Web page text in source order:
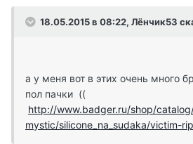
18.05.2015 в 08:22, Лёнчик53
а у меня вот в этих очень много
пол пачки ((
http://www.badger.ru/shop/
mystic/silicone_na_sudaka/victim-